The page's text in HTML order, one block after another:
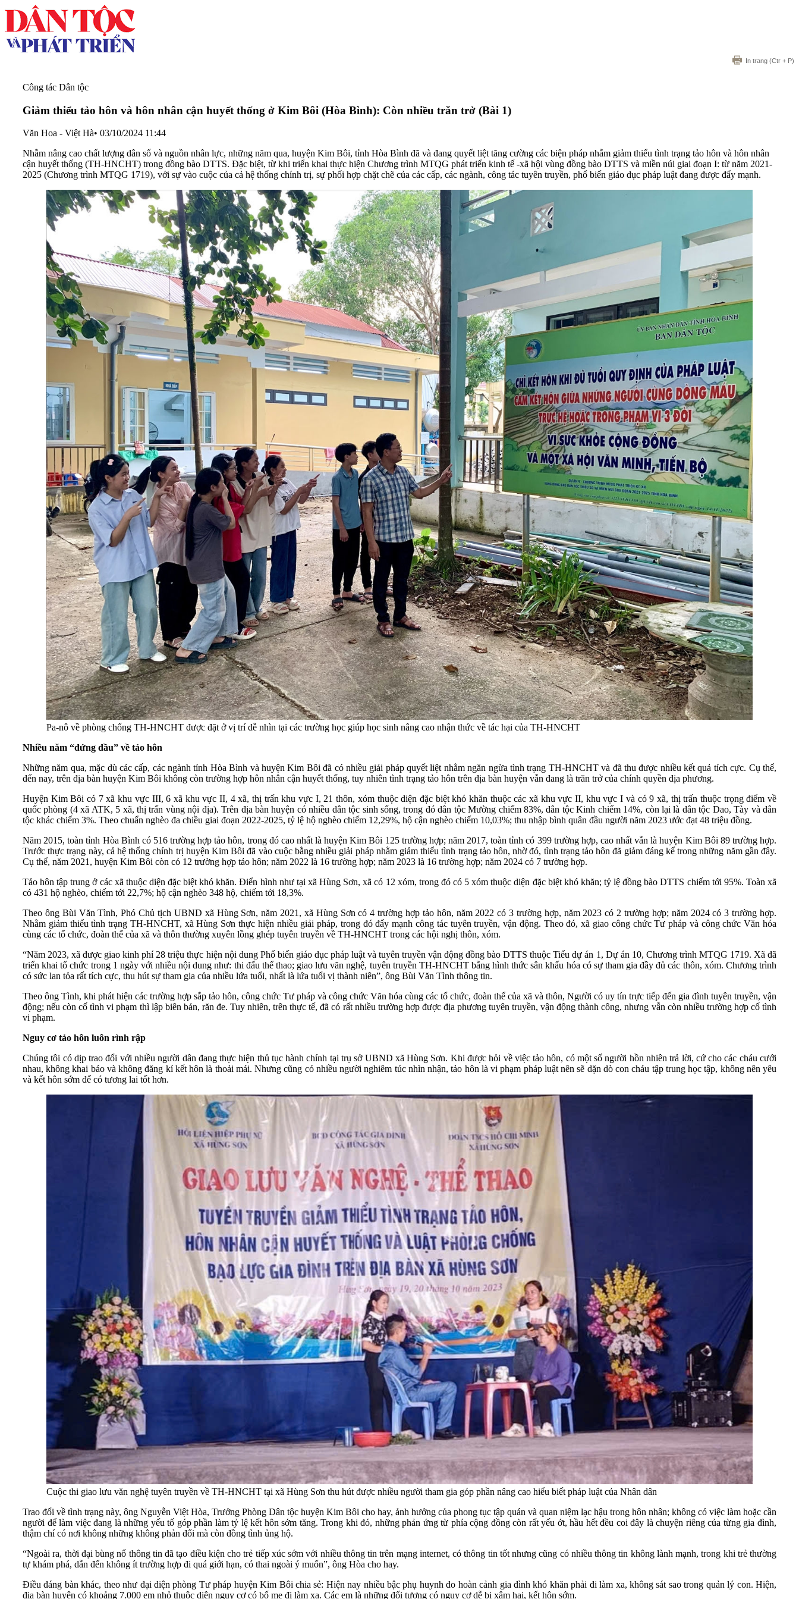
In trang (Ctr + P)
Công tác Dân tộc
Giảm thiểu tảo hôn và hôn nhân cận huyết thống ở Kim Bôi (Hòa Bình): Còn nhiều trăn trở (Bài 1)
Văn Hoa - Việt Hà• 03/10/2024 11:44
Nhằm nâng cao chất lượng dân số và nguồn nhân lực, những năm qua, huyện Kim Bôi, tỉnh Hòa Bình đã và đang quyết liệt tăng cường các biện pháp nhằm giảm thiểu tình trạng tảo hôn và hôn nhân
cận huyết thống (TH-HNCHT) trong đồng bào DTTS. Đặc biệt, từ khi triển khai thực hiện Chương trình MTQG phát triển kinh tế -xã hội vùng đồng bào DTTS và miền núi giai đoạn I: từ năm 2021-
2025 (Chương trình MTQG 1719), với sự vào cuộc của cả hệ thống chính trị, sự phối hợp chặt chẽ của các cấp, các ngành, công tác tuyên truyền, phổ biến giáo dục pháp luật đang được đẩy mạnh.
Pa-nô về phòng chống TH-HNCHT được đặt ở vị trí dễ nhìn tại các trường học giúp học sinh nâng cao nhận thức về tác hại của TH-HNCHT
Nhiều năm “đứng đầu” về tảo hôn
Những năm qua, mặc dù các cấp, các ngành tỉnh Hòa Bình và huyện Kim Bôi đã có nhiều giải pháp quyết liệt nhằm ngăn ngừa tình trạng TH-HNCHT và đã thu được nhiều kết quả tích cực. Cụ thể,
đến nay, trên địa bàn huyện Kim Bôi không còn trường hợp hôn nhân cận huyết thống, tuy nhiên tình trạng tảo hôn trên địa bàn huyện vẫn đang là trăn trở của chính quyền địa phương.
Huyện Kim Bôi có 7 xã khu vực III, 6 xã khu vực II, 4 xã, thị trấn khu vực I, 21 thôn, xóm thuộc diện đặc biệt khó khăn thuộc các xã khu vực II, khu vực I và có 9 xã, thị trấn thuộc trọng điểm về
quốc phòng (4 xã ATK, 5 xã, thị trấn vùng nội địa). Trên địa bàn huyện có nhiều dân tộc sinh sống, trong đó dân tộc Mường chiếm 83%, dân tộc Kinh chiếm 14%, còn lại là dân tộc Dao, Tày và dân
tộc khác chiếm 3%. Theo chuẩn nghèo đa chiều giai đoạn 2022-2025, tỷ lệ hộ nghèo chiếm 12,29%, hộ cận nghèo chiếm 10,03%; thu nhập bình quân đầu người năm 2023 ước đạt 48 triệu đồng.
Năm 2015, toàn tỉnh Hòa Bình có 516 trường hợp tảo hôn, trong đó cao nhất là huyện Kim Bôi 125 trường hợp; năm 2017, toàn tỉnh có 399 trường hợp, cao nhất vẫn là huyện Kim Bôi 89 trường hợp.
Trước thực trạng này, cả hệ thống chính trị huyện Kim Bôi đã vào cuộc bằng nhiều giải pháp nhằm giảm thiểu tình trạng tảo hôn, nhờ đó, tình trạng tảo hôn đã giảm đáng kể trong những năm gần đây.
Cụ thể, năm 2021, huyện Kim Bôi còn có 12 trường hợp tảo hôn; năm 2022 là 16 trường hợp; năm 2023 là 16 trường hợp; năm 2024 có 7 trường hợp.
Tảo hôn tập trung ở các xã thuộc diện đặc biệt khó khăn. Điển hình như tại xã Hùng Sơn, xã có 12 xóm, trong đó có 5 xóm thuộc diện đặc biệt khó khăn; tỷ lệ đồng bào DTTS chiếm tới 95%. Toàn xã
có 431 hộ nghèo, chiếm tới 22,7%; hộ cận nghèo 348 hộ, chiếm tới 18,3%.
Theo ông Bùi Văn Tình, Phó Chủ tịch UBND xã Hùng Sơn, năm 2021, xã Hùng Sơn có 4 trường hợp tảo hôn, năm 2022 có 3 trường hợp, năm 2023 có 2 trường hợp; năm 2024 có 3 trường hợp.
Nhằm giảm thiểu tình trạng TH-HNCHT, xã Hùng Sơn thực hiện nhiều giải pháp, trong đó đẩy mạnh công tác tuyên truyền, vận động. Theo đó, xã giao công chức Tư pháp và công chức Văn hóa
cùng các tổ chức, đoàn thể của xã và thôn thường xuyên lồng ghép tuyên truyền về TH-HNCHT trong các hội nghị thôn, xóm.
“Năm 2023, xã được giao kinh phí 28 triệu thực hiện nội dung Phổ biến giáo dục pháp luật và tuyên truyền vận động đồng bào DTTS thuộc Tiểu dự án 1, Dự án 10, Chương trình MTQG 1719. Xã đã
triển khai tổ chức trong 1 ngày với nhiều nội dung như: thi đấu thể thao; giao lưu văn nghệ, tuyên truyền TH-HNCHT bằng hình thức sân khấu hóa có sự tham gia đầy đủ các thôn, xóm. Chương trình
có sức lan tỏa rất tích cực, thu hút sự tham gia của nhiều lứa tuổi, nhất là lứa tuổi vị thành niên”, ông Bùi Văn Tình thông tin.
Theo ông Tình, khi phát hiện các trường hợp sắp tảo hôn, công chức Tư pháp và công chức Văn hóa cùng các tổ chức, đoàn thể của xã và thôn, Người có uy tín trực tiếp đến gia đình tuyên truyền, vận
động; nếu còn cố tình vi phạm thì lập biên bản, răn đe. Tuy nhiên, trên thực tế, đã có rất nhiều trường hợp được địa phương tuyên truyền, vận động thành công, nhưng vẫn còn nhiều trường hợp cố tình
vi phạm.
Nguy cơ tảo hôn luôn rình rập
Chúng tôi có dịp trao đổi với nhiều người dân đang thực hiện thủ tục hành chính tại trụ sở UBND xã Hùng Sơn. Khi được hỏi về việc tảo hôn, có một số người hồn nhiên trả lời, cứ cho các cháu cưới
nhau, không khai báo và không đăng kí kết hôn là thoải mái. Nhưng cũng có nhiều người nghiêm túc nhìn nhận, tảo hôn là vi phạm pháp luật nên sẽ dặn dò con cháu tập trung học tập, không nên yêu
và kết hôn sớm để có tương lai tốt hơn.
Cuộc thi giao lưu văn nghệ tuyên truyền về TH-HNCHT tại xã Hùng Sơn thu hút được nhiều người tham gia góp phần nâng cao hiểu biết pháp luật của Nhân dân
Trao đổi về tình trạng này, ông Nguyễn Việt Hòa, Trưởng Phòng Dân tộc huyện Kim Bôi cho hay, ảnh hưởng của phong tục tập quán và quan niệm lạc hậu trong hôn nhân; không có việc làm hoặc cần
người để làm việc đang là những yếu tố góp phần làm tỷ lệ kết hôn sớm tăng. Trong khi đó, những phản ứng từ phía cộng đồng còn rất yếu ớt, hầu hết đều coi đây là chuyện riêng của từng gia đình,
thậm chí có nơi không những không phản đối mà còn đồng tình ủng hộ.
“Ngoài ra, thời đại bùng nổ thông tin đã tạo điều kiện cho trẻ tiếp xúc sớm với nhiều thông tin trên mạng internet, có thông tin tốt nhưng cũng có nhiều thông tin không lành mạnh, trong khi trẻ thường
tự khám phá, dẫn đến không ít trường hợp đi quá giới hạn, có thai ngoài ý muốn”, ông Hòa cho hay.
Điều đáng bàn khác, theo như đại diện phòng Tư pháp huyện Kim Bôi chia sẻ: Hiện nay nhiều bậc phụ huynh do hoàn cảnh gia đình khó khăn phải đi làm xa, không sát sao trong quản lý con. Hiện,
địa bàn huyện có khoảng 7.000 em nhỏ thuộc diện nguy cơ có bố mẹ đi làm xa. Các em là những đối tượng có nguy cơ dễ bị xâm hại, kết hôn sớm.